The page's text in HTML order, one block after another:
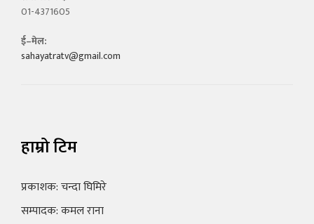
01-4371605
ई–मेल:
sahayatratv@gmail.com
हाम्रो टिम
प्रकाशक: चन्दा घिमिरे
सम्पादक: कमल राना